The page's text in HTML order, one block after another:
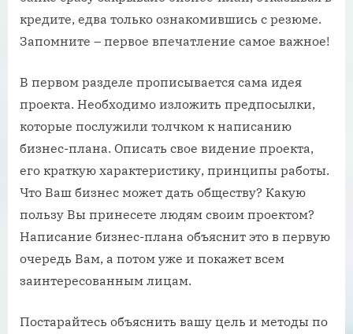
кредите, едва только ознакомившись с резюме.
Запомните – первое впечатление самое важное!
В первом разделе прописывается сама идея
проекта. Необходимо изложить предпосылки,
которые послужили толчком к написанию
бизнес-плана. Описать свое видение проекта,
его краткую характеристику, принципы работы.
Что Ваш бизнес может дать обществу? Какую
пользу Вы принесете людям своим проектом?
Написание бизнес-плана объяснит это в первую
очередь Вам, а потом уже и покажет всем
заинтересованным лицам.
Постарайтесь объяснить вашу цель и методы по